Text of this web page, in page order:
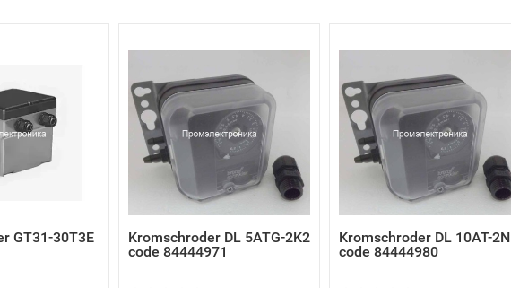
GT31-30T3E
Kromschroder DL 5ATG-2K2
code 84444971
Kromschroder DL 10AT-2N
code 84444980